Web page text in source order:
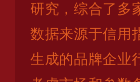
研究，综合了多
数据来源于信用
生成的品牌企业